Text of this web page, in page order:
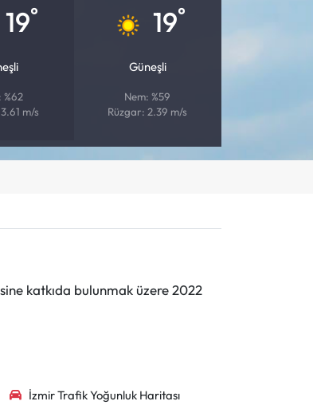
19°
%62
m/s
19°
Güneşli
Nem: %59
Rüzgar: 2.39 m/s
katkıda bulunmak üzere 2022
İzmir Trafik Yoğunluk Haritası